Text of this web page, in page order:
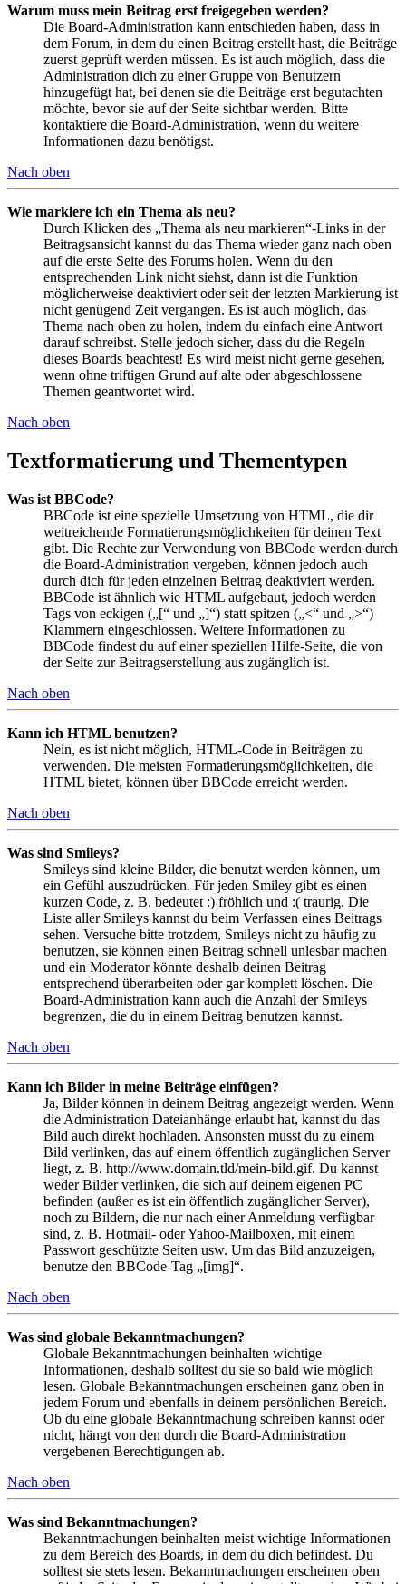
Warum muss mein Beitrag erst freigegeben werden?
Die Board-Administration kann entschieden haben, dass in
dem Forum, in dem du einen Beitrag erstellt hast, die Beiträge
zuerst geprüft werden müssen. Es ist auch möglich, dass die
Administration dich zu einer Gruppe von Benutzern
hinzugefügt hat, bei denen sie die Beiträge erst begutachten
möchte, bevor sie auf der Seite sichtbar werden. Bitte
kontaktiere die Board-Administration, wenn du weitere
Informationen dazu benötigst.
Nach oben
Wie markiere ich ein Thema als neu?
Durch Klicken des „Thema als neu markieren“-Links in der
Beitragsansicht kannst du das Thema wieder ganz nach oben
auf die erste Seite des Forums holen. Wenn du den
entsprechenden Link nicht siehst, dann ist die Funktion
möglicherweise deaktiviert oder seit der letzten Markierung ist
nicht genügend Zeit vergangen. Es ist auch möglich, das
Thema nach oben zu holen, indem du einfach eine Antwort
darauf schreibst. Stelle jedoch sicher, dass du die Regeln
dieses Boards beachtest! Es wird meist nicht gerne gesehen,
wenn ohne triftigen Grund auf alte oder abgeschlossene
Themen geantwortet wird.
Nach oben
Textformatierung und Thementypen
Was ist BBCode?
BBCode ist eine spezielle Umsetzung von HTML, die dir
weitreichende Formatierungsmöglichkeiten für deinen Text
gibt. Die Rechte zur Verwendung von BBCode werden durch
die Board-Administration vergeben, können jedoch auch
durch dich für jeden einzelnen Beitrag deaktiviert werden.
BBCode ist ähnlich wie HTML aufgebaut, jedoch werden
Tags von eckigen („[“ und „]“) statt spitzen („<“ und „>“)
Klammern eingeschlossen. Weitere Informationen zu
BBCode findest du auf einer speziellen Hilfe-Seite, die von
der Seite zur Beitragserstellung aus zugänglich ist.
Nach oben
Kann ich HTML benutzen?
Nein, es ist nicht möglich, HTML-Code in Beiträgen zu
verwenden. Die meisten Formatierungsmöglichkeiten, die
HTML bietet, können über BBCode erreicht werden.
Nach oben
Was sind Smileys?
Smileys sind kleine Bilder, die benutzt werden können, um
ein Gefühl auszudrücken. Für jeden Smiley gibt es einen
kurzen Code, z. B. bedeutet :) fröhlich und :( traurig. Die
Liste aller Smileys kannst du beim Verfassen eines Beitrags
sehen. Versuche bitte trotzdem, Smileys nicht zu häufig zu
benutzen, sie können einen Beitrag schnell unlesbar machen
und ein Moderator könnte deshalb deinen Beitrag
entsprechend überarbeiten oder gar komplett löschen. Die
Board-Administration kann auch die Anzahl der Smileys
begrenzen, die du in einem Beitrag benutzen kannst.
Nach oben
Kann ich Bilder in meine Beiträge einfügen?
Ja, Bilder können in deinem Beitrag angezeigt werden. Wenn
die Administration Dateianhänge erlaubt hat, kannst du das
Bild auch direkt hochladen. Ansonsten musst du zu einem
Bild verlinken, das auf einem öffentlich zugänglichen Server
liegt, z. B. http://www.domain.tld/mein-bild.gif. Du kannst
weder Bilder verlinken, die sich auf deinem eigenen PC
befinden (außer es ist ein öffentlich zugänglicher Server),
noch zu Bildern, die nur nach einer Anmeldung verfügbar
sind, z. B. Hotmail- oder Yahoo-Mailboxen, mit einem
Passwort geschützte Seiten usw. Um das Bild anzuzeigen,
benutze den BBCode-Tag „[img]“.
Nach oben
Was sind globale Bekanntmachungen?
Globale Bekanntmachungen beinhalten wichtige
Informationen, deshalb solltest du sie so bald wie möglich
lesen. Globale Bekanntmachungen erscheinen ganz oben in
jedem Forum und ebenfalls in deinem persönlichen Bereich.
Ob du eine globale Bekanntmachung schreiben kannst oder
nicht, hängt von den durch die Board-Administration
vergebenen Berechtigungen ab.
Nach oben
Was sind Bekanntmachungen?
Bekanntmachungen beinhalten meist wichtige Informationen
zu dem Bereich des Boards, in dem du dich befindest. Du
solltest sie stets lesen. Bekanntmachungen erscheinen oben